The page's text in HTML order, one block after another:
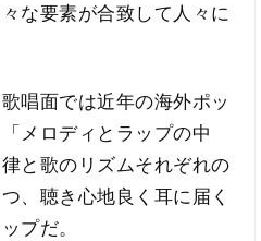
な要素が合致して人々に
唱面では近年の海外ポッ
メロディとラップの中
と歌のリズムそれぞれの
、聴き心地良く耳に届く
プだ。